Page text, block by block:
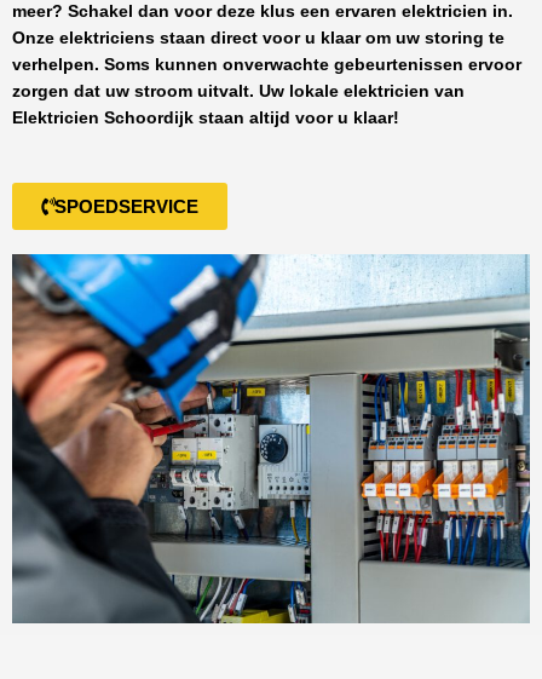
meer? Schakel dan voor deze klus een ervaren elektricien in.
Onze elektriciens staan direct voor u klaar om uw storing te
verhelpen. Soms kunnen onverwachte gebeurtenissen ervoor
zorgen dat uw stroom uitvalt. Uw lokale elektricien van
Elektricien Schoordijk staan altijd voor u klaar!
SPOEDSERVICE